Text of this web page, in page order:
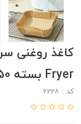
Fryer بسته 50 عددی
کد : 6228